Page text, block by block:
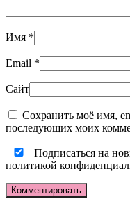
Имя *
Email *
Сайт
Сохранить моё имя,
последующих моих
Подписаться на
политикой